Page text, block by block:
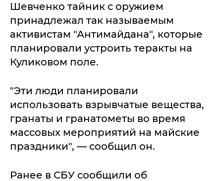
Шевченко тайник с оружием
принадлежал так называемым
активистам "Антимайдана", которые
планировали устроить теракты на
Куликовом поле.
"Эти люди планировали
использовать взрывчатые вещества,
гранаты и гранатометы во время
массовых мероприятий на майские
праздники", — сообщил он.
Ранее в СБУ сообщили об